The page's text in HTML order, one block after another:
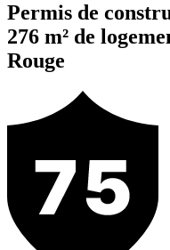
Permis de
276 m² de
Rouge